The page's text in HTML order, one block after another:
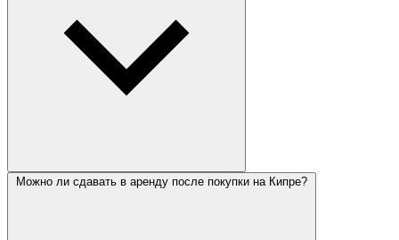
Можно ли сдавать в аренду после покупки на Кипре?